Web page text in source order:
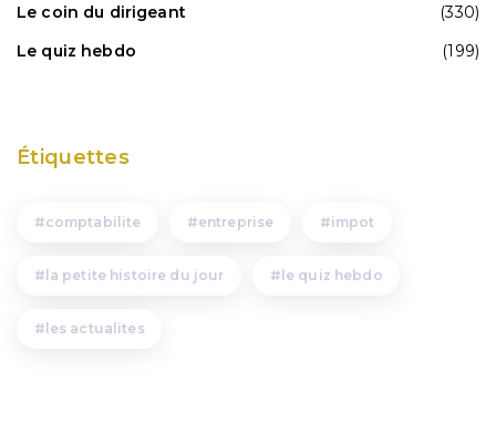
Le coin du dirigeant
(330)
Le quiz hebdo
(199)
Étiquettes
comptabilite entreprise impot
la petite histoire du jour le quiz hebdo
les actualites